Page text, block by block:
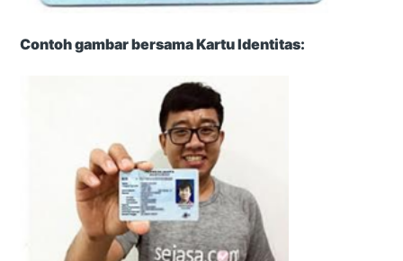
Contoh gambar bersama Kartu Identitas: